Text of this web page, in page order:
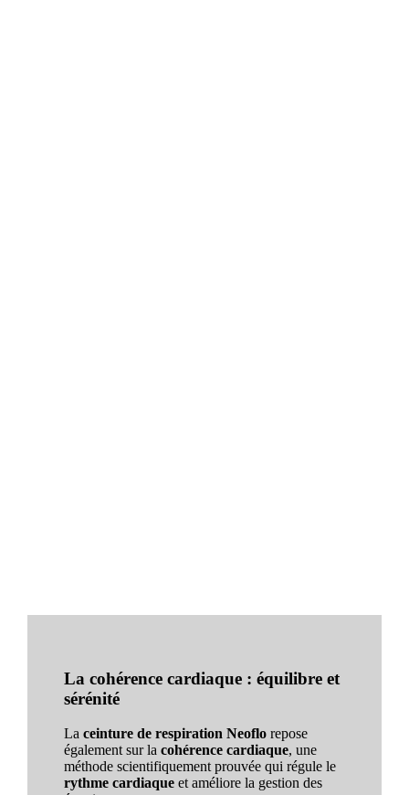
La cohérence cardiaque : équilibre et
sérénité
La ceinture de respiration Neoflorepose
également sur la cohérence cardiaque, une
méthode scientifiquement prouvée qui régule le
rythme cardiaqueet améliore la gestion des